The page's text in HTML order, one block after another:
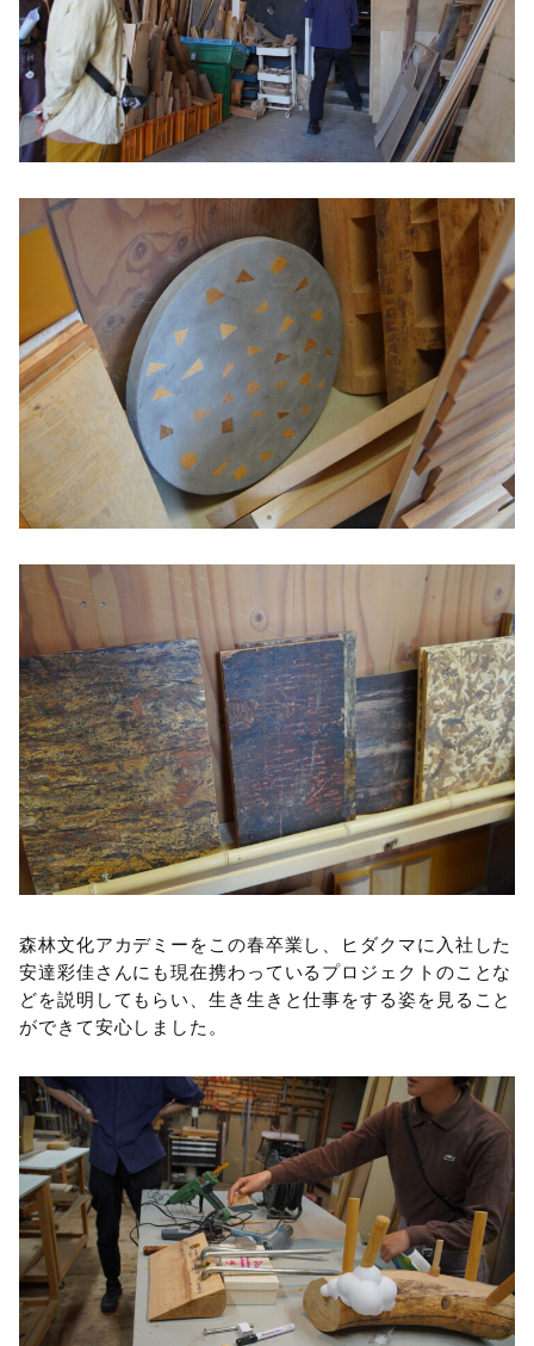
森林文化アカデミーをこの春卒業し、ヒダクマに入社した
安達彩佳さんにも現在携わっているプロジェクトのことな
どを説明してもらい、生き生きと仕事をする姿を見ること
ができて安心しました。